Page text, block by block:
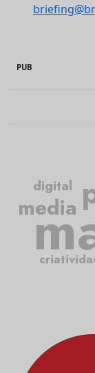
PUB
media
digital